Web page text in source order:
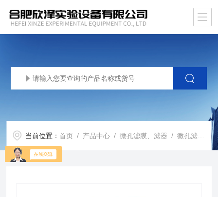
当前位置：首页 / 产品中心 /微孔滤膜、滤器 /微孔滤膜 /